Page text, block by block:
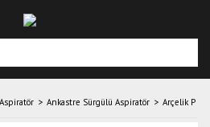
Ankastre Sürgülü Aspiratör Arçelik P